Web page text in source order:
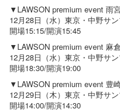
▼LAWSON premium event 雨
12月28日（水）東京・中野サ
開場15:15/開演15:45
▼LAWSON premium event 麻
12月28日（水）東京・中野サ
開場18:30/開演19:00
▼LAWSON premium event 豊
12月29日（木）東京・中野サ
開場14:00/開演14:30